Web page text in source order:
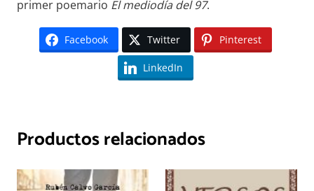
primer poemario El mediodía del 97.
Facebook Twitter Pinterest
LinkedIn
Productos relacionados